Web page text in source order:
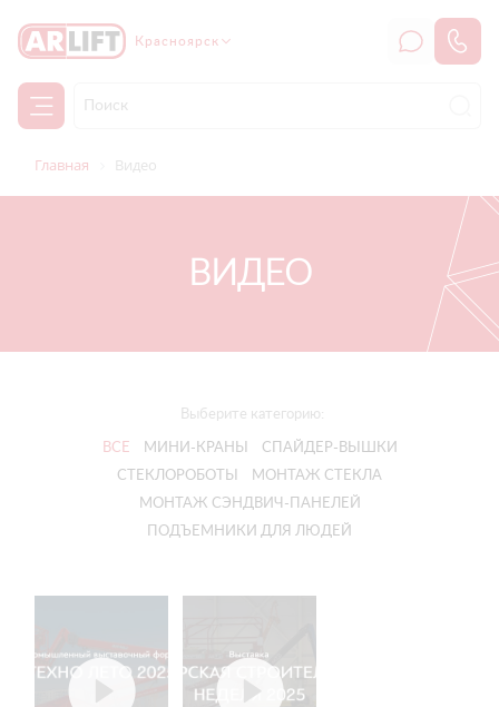
Красноярск
Главная Видео
ВИДЕО
Выберите категорию:
ВСЕ МИНИ-КРАНЫ
СПАЙДЕР-ВЫШКИ
СТЕКЛОРОБОТЫ
МОНТАЖ СТЕКЛА
МОНТАЖ СЭНДВИЧ-ПАНЕЛЕЙ
ПОДЪЕМНИКИ ДЛЯ ЛЮДЕЙ